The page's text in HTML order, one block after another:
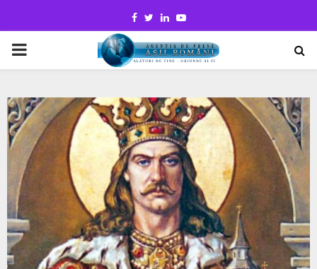
Facebook
TwitterLinkedinYoutube
PRIMARY